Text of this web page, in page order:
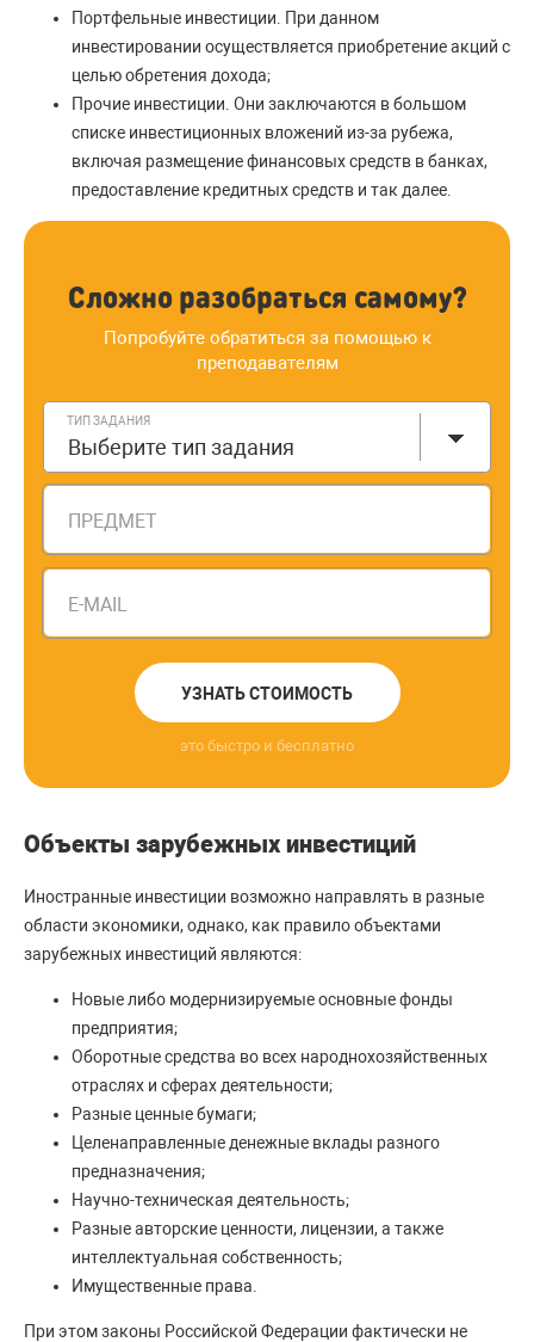
Портфельные инвестиции. При данном
инвестировании осуществляется приобретение акций с
целью обретения дохода;
Прочие инвестиции. Они заключаются в большом
списке инвестиционных вложений из-за рубежа,
включая размещение финансовых средств в банках,
предоставление кредитных средств и так далее.
Сложно разобраться самому?
Попробуйте обратиться за помощью к
преподавателям
ТИП ЗАДАНИЯ
Выберите тип задания
ПРЕДМЕТ
E-MAIL
УЗНАТЬ СТОИМОСТЬ
это быстро и бесплатно
Объекты зарубежных инвестиций
Иностранные инвестиции возможно направлять в разные
области экономики, однако, как правило объектами
зарубежных инвестиций являются:
Новые либо модернизируемые основные фонды
предприятия;
Оборотные средства во всех народнохозяйственных
отраслях и сферах деятельности;
Разные ценные бумаги;
Целенаправленные денежные вклады разного
предназначения;
Научно-техническая деятельность;
Разные авторские ценности, лицензии, а также
интеллектуальная собственность;
Имущественные права.
При этом законы Российской Федерации фактически не